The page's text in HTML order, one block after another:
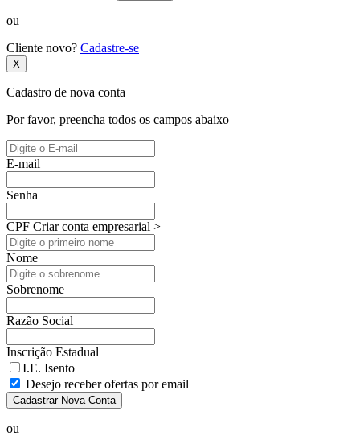
ou
Cliente novo? Cadastre-se
X
Cadastro de nova conta
Por favor, preencha todos os campos abaixo
E-mail
Senha
CPF Criar conta empresarial >
Nome
Sobrenome
Razão Social
Inscrição Estadual
I.E. Isento
Desejo receber ofertas por email
Cadastrar Nova Conta
ou